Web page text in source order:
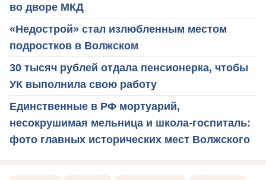
во дворе МКД
«Недострой» стал излюбленным местом
подростков в Волжском
30 тысяч рублей отдала пенсионерка, чтобы
УК выполнила свою работу
Единственные в РФ мортуарий,
несокрушимая мельница и школа-госпиталь:
фото главных исторических мест Волжского